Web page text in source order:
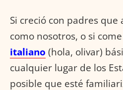
Si creció con padres que
como nosotros, o si
italiano (hola, olivar)
cualquier lugar de los
posible que esté